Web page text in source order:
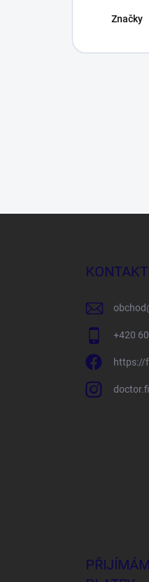
Značky
KONTAKT
obchod
+420
https://